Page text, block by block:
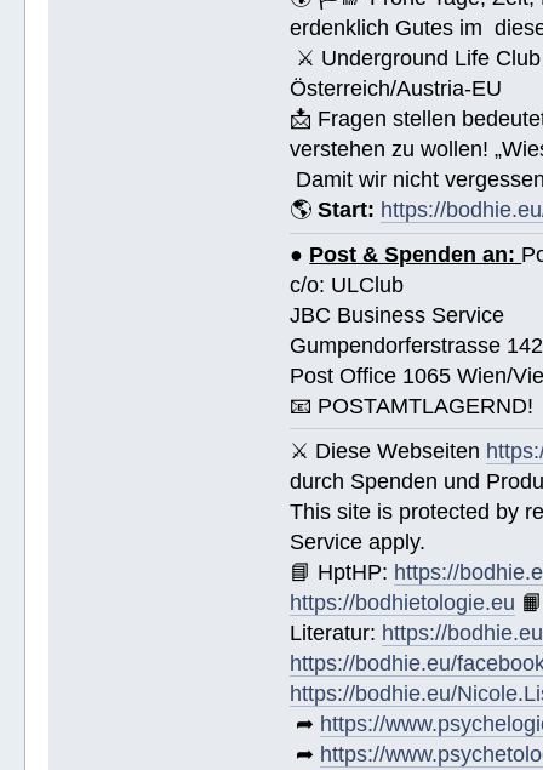
erdenklich Gutes im
⚔ Underground Life
Österreich/Austria-EU
📩 Fragen stellen
verstehen zu wollen!
Damit wir nicht
🌎Start: https://
● Post & Spenden an:
c/o: ULClub
JBC Business Service
Gumpendorferstrasse 142
Post Office 1065 Wien/
📧 POSTAMTLAGERND!
⚔ Diese Webseiten
durch Spenden und
This site is protected by
Service apply.
📘 HptHP: https://
https://bodhietologie.eu 📙
Literatur: https://
https://bodhie.eu/
https://bodhie.eu/
➦ https://
➦ https://